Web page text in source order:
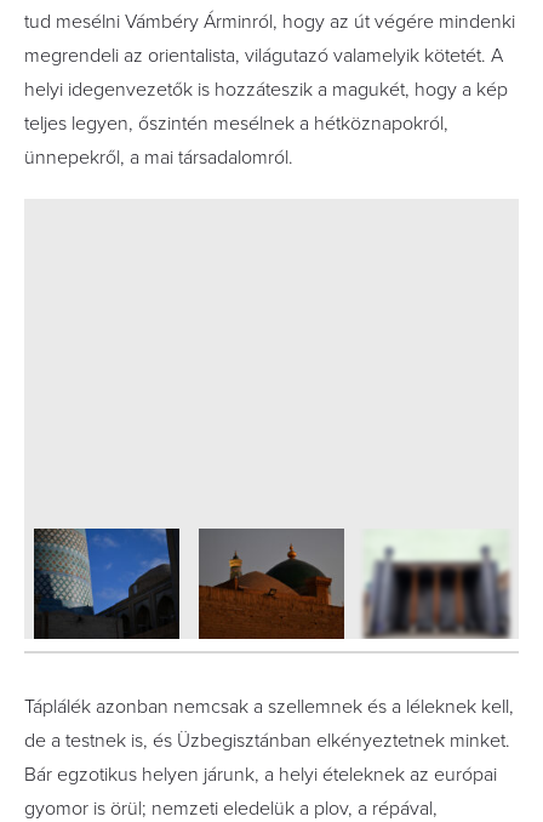
tud mesélni Vámbéry Árminról, hogy az út végére mindenki
megrendeli az orientalista, világutazó valamelyik kötetét. A
helyi idegenvezetők is hozzáteszik a magukét, hogy a kép
teljes legyen, őszintén mesélnek a hétköznapokról,
ünnepekről, a mai társadalomról.
Táplálék azonban nemcsak a szellemnek és a léleknek kell,
de a testnek is, és Üzbegisztánban elkényeztetnek minket.
Bár egzotikus helyen járunk, a helyi ételeknek az európai
gyomor is örül; nemzeti eledelük a plov, a répával,